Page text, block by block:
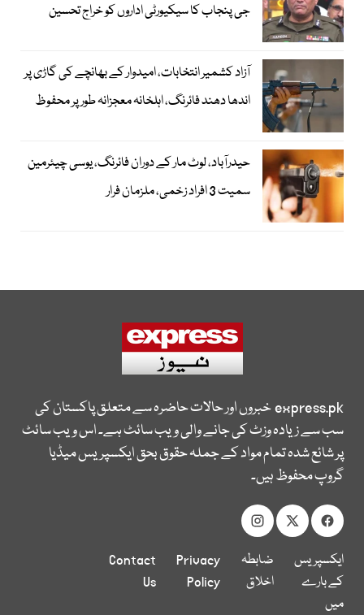
جی پنجاب کا سیکیورٹی اداروں کو خراج تحسین
آزاد کشمیر انتخابات، امیدوار کے بھانچے کی گاڑی پر
اندھا دھند فائرنگ، اہلخانہ معجزانہ طور پر محفوظ
حیدرآباد، لوٹ مار کے دوران فائرنگ، یوسی چیئرمین
سمیت 3 افراد زخمی، ملزمان فرار
express.pkخبروں اور حالات حاضرہ سے متعلق پاکستان کی
سب سے زیادہ وزٹ کی جانے والی ویب سائٹ ہے۔ اس ویب سائٹ
پر شائع شدہ تمام مواد کے جملہ حقوق بحق ایکسپریس میڈیا
گروپ محفوظ ہیں۔
ایکسپریس
کے بارے
میں
ضابطہ
اخلاق
Privacy
Policy
Contact
Us